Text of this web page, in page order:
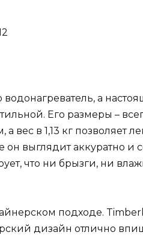
водонагреватель, а
Его размеры –
вес в 1,13 кг позволяет
он выглядит аккуратно и
что ни брызги, ни
подходе.
дизайн отлично